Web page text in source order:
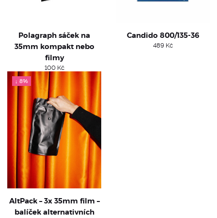
Polagraph sáček na
35mm kompakt nebo
filmy
100 Kč
Candido 800/135-36
489 Kč
↓ 8%
AltPack – 3x 35mm film –
balíček alternativních